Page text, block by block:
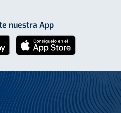
nuestra App